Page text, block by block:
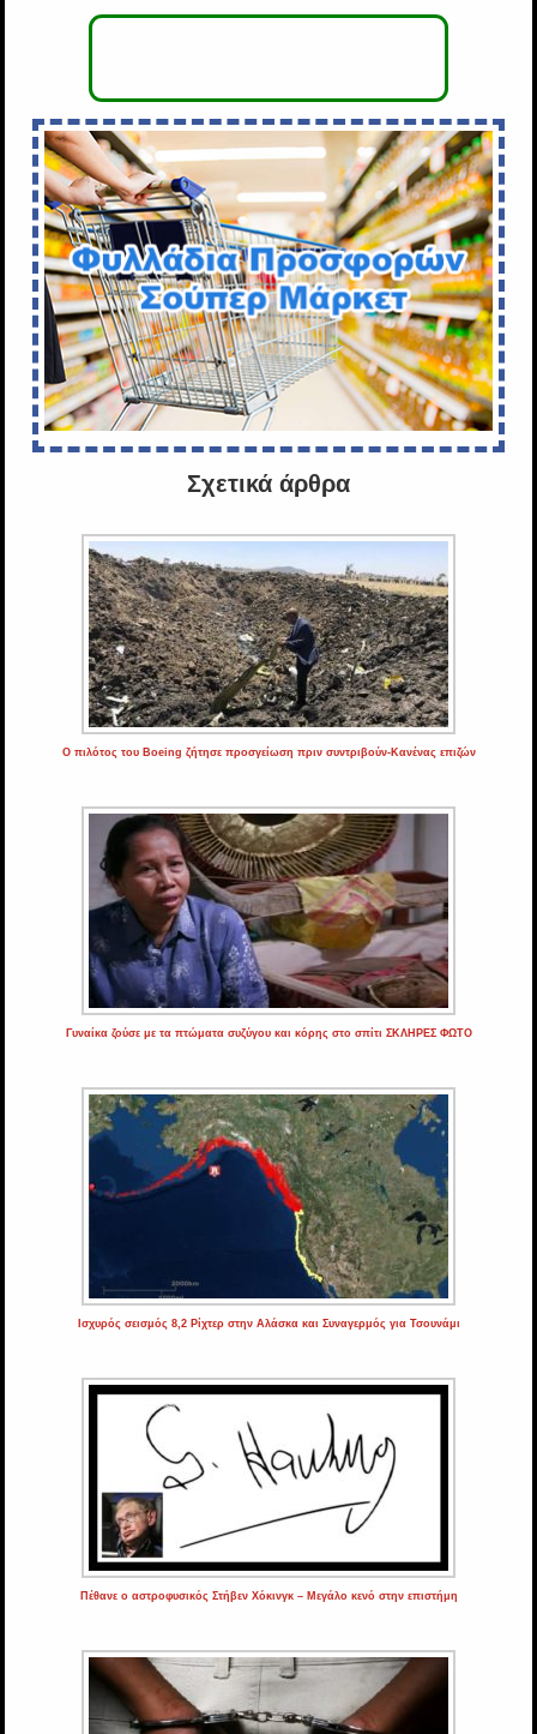
Σχετικά άρθρα
Ο πιλότος του Boeing ζήτησε προσγείωση πριν συντριβούν-Κανένας επιζών
Γυναίκα ζούσε με τα πτώματα συζύγου και κόρης στο σπίτι ΣΚΛΗΡΕΣ ΦΩΤΟ
Ισχυρός σεισμός 8,2 Ρίχτερ στην Αλάσκα και Συναγερμός για Τσουνάμι
Πέθανε ο αστροφυσικός Στήβεν Χόκινγκ – Μεγάλο κενό στην επιστήμη